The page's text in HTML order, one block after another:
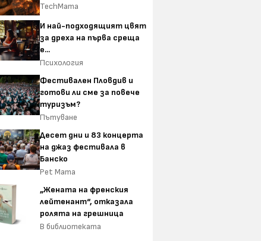
TechMama
И най-подходящият цвят
за дреха на първа среща
е...
Психология
Фестивален Пловдив и
готови ли сме за повече
туризъм?
Пътуване
Десет дни и 83 концерта
на джаз фестивала в
Банско
Pet Mama
„Жената на френския
лейтенант“, отказала
ролята на грешница
В библиотеката